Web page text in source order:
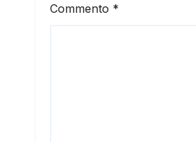
Commento *